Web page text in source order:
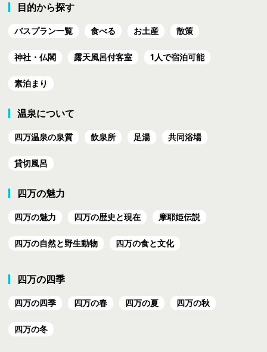
目的から探す
バスプラン一覧 食べる お土産 散策
神社・仏閣 露天風呂付客室 1人で宿泊可能
素泊まり
温泉について
四万温泉の泉質 飲泉所 足湯 共同浴場
貸切風呂
四万の魅力
四万の魅力 四万の歴史と現在 摩耶姫伝説
四万の自然と野生動物 四万の食と文化
四万の四季
四万の四季 四万の春 四万の夏 四万の秋
四万の冬